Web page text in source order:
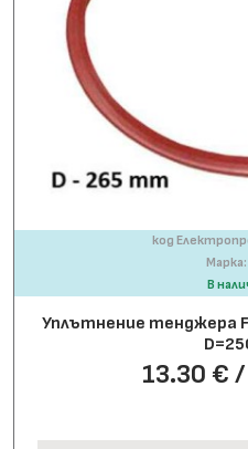
код
Марка:
В
Уплътнение тенджера
13.30 € /